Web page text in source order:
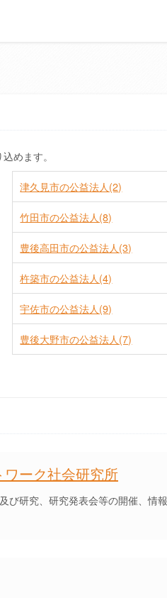
めます。
津久見市の公益法人(2)
竹田市の公益法人(8)
豊後高田市の公益法人(3)
杵築市の公益法人(4)
宇佐市の公益法人(9)
豊後大野市の公益法人(7)
ーク社会研究所
び研究、研究発表会等の開催、情